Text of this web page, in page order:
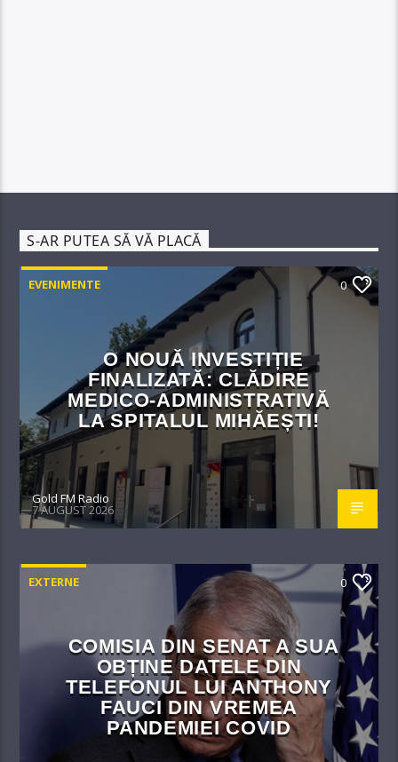
S-AR PUTEA SĂ VĂ PLACĂ
EVENIMENTE 0
O NOUĂ INVESTIȚIE
FINALIZATĂ: CLĂDIRE
MEDICO-ADMINISTRATIVĂ
LA SPITALUL MIHĂEȘTI!​
Gold FM Radio
7 AUGUST 2026
EXTERNE 0
COMISIA DIN SENAT A SUA
OBȚINE DATELE DIN
TELEFONUL LUI ANTHONY
FAUCI DIN VREMEA
PANDEMIEI COVID